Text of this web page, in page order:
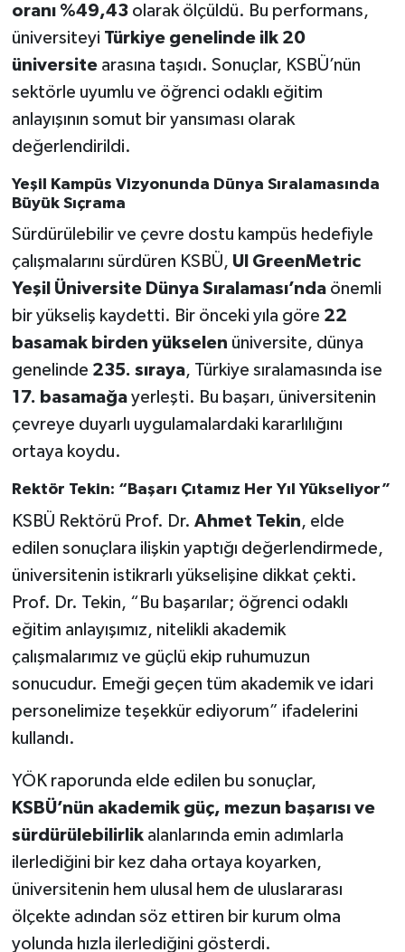
oranı %49,43olarak ölçüldü. Bu performans,
üniversiteyi Türkiye genelinde ilk 20
üniversitearasına taşıdı. Sonuçlar, KSBÜ’nün
sektörle uyumlu ve öğrenci odaklı eğitim
anlayışının somut bir yansıması olarak
değerlendirildi.
Yeşil Kampüs Vizyonunda Dünya Sıralamasında
Büyük Sıçrama
Sürdürülebilir ve çevre dostu kampüs hedefiyle
çalışmalarını sürdüren KSBÜ, UI GreenMetric
Yeşil Üniversite Dünya Sıralaması’ndaönemli
bir yükseliş kaydetti. Bir önceki yıla göre 22
basamak birden yükselen üniversite, dünya
genelinde 235. sıraya, Türkiye sıralamasında ise
17. basamağayerleşti. Bu başarı, üniversitenin
çevreye duyarlı uygulamalardaki kararlılığını
ortaya koydu.
Rektör Tekin: “Başarı Çıtamız Her Yıl Yükseliyor”
KSBÜ Rektörü Prof. Dr. Ahmet Tekin, elde
edilen sonuçlara ilişkin yaptığı değerlendirmede,
üniversitenin istikrarlı yükselişine dikkat çekti.
Prof. Dr. Tekin, “Bu başarılar; öğrenci odaklı
eğitim anlayışımız, nitelikli akademik
çalışmalarımız ve güçlü ekip ruhumuzun
sonucudur. Emeği geçen tüm akademik ve idari
personelimize teşekkür ediyorum” ifadelerini
kullandı.
YÖK raporunda elde edilen bu sonuçlar,
KSBÜ’nün akademik güç, mezun başarısı ve
sürdürülebilirlikalanlarında emin adımlarla
ilerlediğini bir kez daha ortaya koyarken,
üniversitenin hem ulusal hem de uluslararası
ölçekte adından söz ettiren bir kurum olma
yolunda hızla ilerlediğini gösterdi.